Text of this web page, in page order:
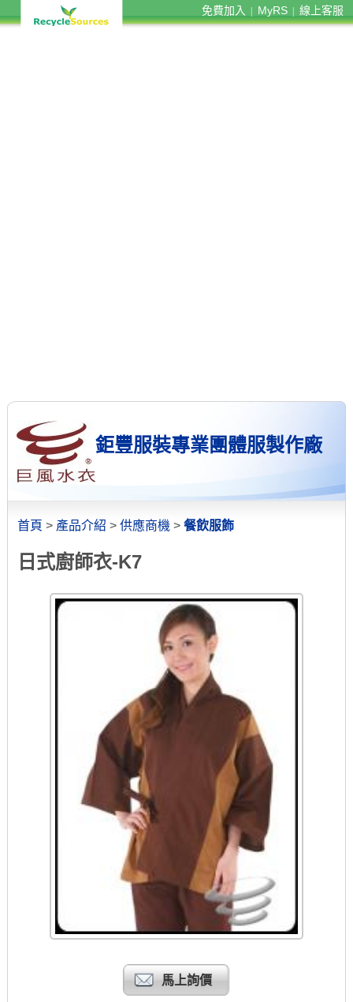
免費加入 MyRS 線上客服
鉅豐服裝專業團體服製作廠
首頁 > 產品介紹 > 供應商機 > 餐飲服飾
日式廚師衣-K7
馬上詢價